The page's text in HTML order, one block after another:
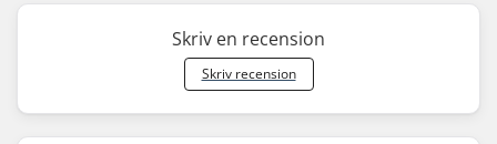
Skriv en recension
Skriv recension